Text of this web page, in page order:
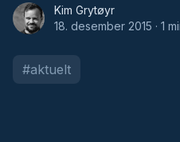
Kim GrytøyrKim Grytøyr
18. desember 2015 · 1
#aktuelt